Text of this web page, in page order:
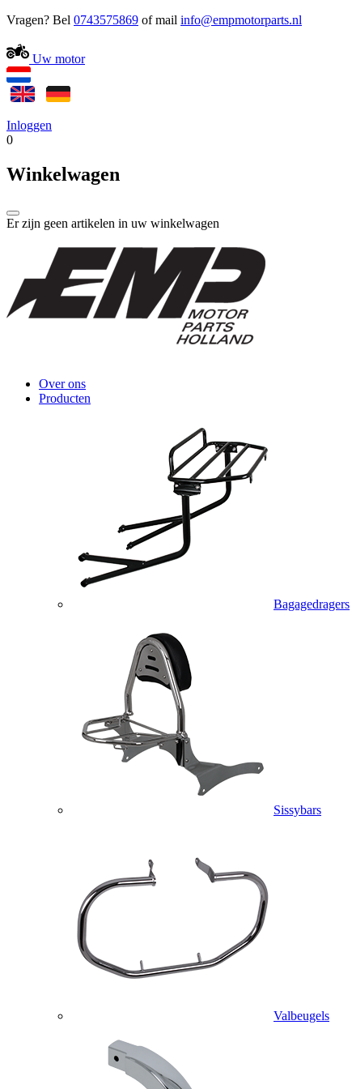
Vragen? Bel 0743575869 of mail
Uw motor
Inloggen
0
Winkelwagen
Er zijn geen artikelen in uw winkelwagen
Over ons
Producten
Bagagedragers
Sissybars
Valbeugels